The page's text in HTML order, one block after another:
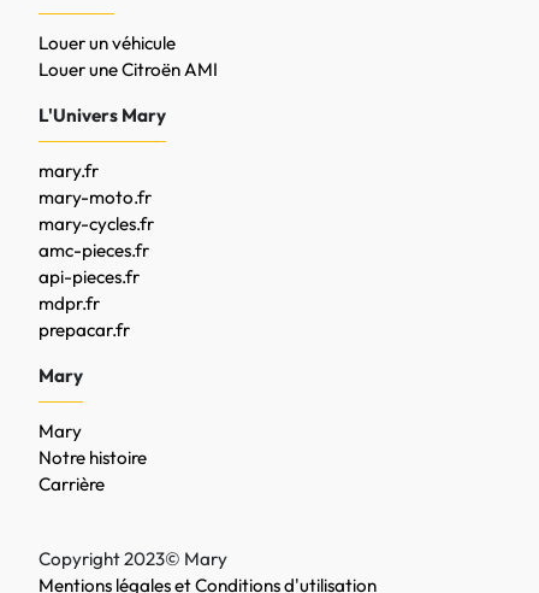
Louer un véhicule
Louer une Citroën AMI
L'Univers Mary
mary.fr
mary-moto.fr
mary-cycles.fr
amc-pieces.fr
api-pieces.fr
mdpr.fr
prepacar.fr
Mary
Mary
Notre histoire
Carrière
Copyright 2023© Mary
Mentions légales et Conditions d'utilisation